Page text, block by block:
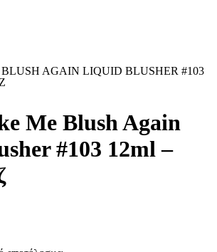
AGAIN LIQUID BLUSHER #103
Me Blush Again
#103 12ml –